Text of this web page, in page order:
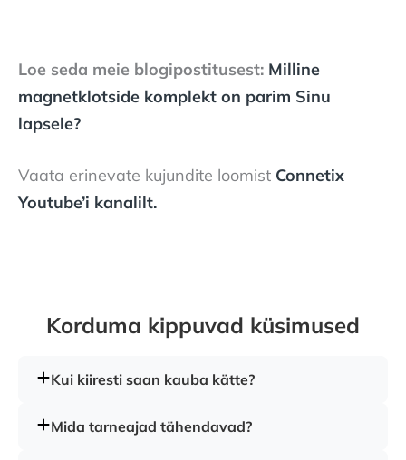
Loe seda meie blogipostitusest: Milline
magnetklotside komplekt on parim Sinu
lapsele?
Vaata erinevate kujundite loomist Connetix
Youtube’i kanalilt.
Korduma kippuvad küsimused
Kui kiiresti saan kauba kätte?
LAOS), jõuab pakk sinuni tavaliselt 1–3 tööpäevaga,
Mida tarneajad tähendavad?